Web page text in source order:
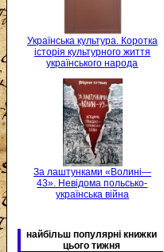
Українська культура. Коротка
історія культурного життя
українського народа
За лаштунками «Волині—
43». Невідома польсько-
українська війна
найбільш популярні книжки
цього тижня